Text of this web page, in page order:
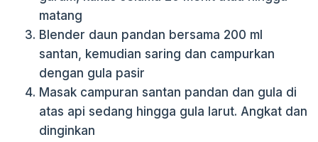
matang
Blender daun pandan bersama 200 ml
santan, kemudian saring dan campurkan
dengan gula pasir
Masak campuran santan pandan dan gula di
atas api sedang hingga gula larut. Angkat dan
dinginkan